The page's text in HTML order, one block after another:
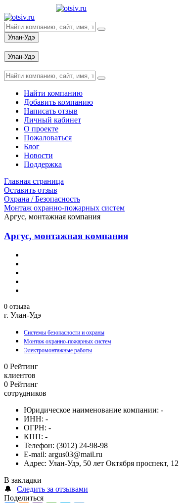
Улан-Удэ
Улан-Удэ
Найти компанию
Добавить компанию
Написать отзыв
Личный кабинет
О проекте
Пожаловаться
Блог
Новости
Поддержка
Главная страница
Оставить отзыв
Охрана / Безопасность
Монтаж охранно-пожарных систем
Аргус, монтажная компания
Аргус, монтажная компания
0 отзыва
г. Улан-Удэ
Системы безопасности и охраны
Монтаж охранно-пожарных систем
Электромонтажные работы
0 Рейтинг
клиентов
0 Рейтинг
сотрудников
Юридическое наименование компании: -
ИНН: -
ОГРН: -
КПП: -
Телефон: (3012) 24-98-98
E-mail: argus03@mail.ru
Адрес: Улан-Удэ, 50 лет Октября проспект, 12
В закладки
🔔
Следить за отзывами
Поделиться